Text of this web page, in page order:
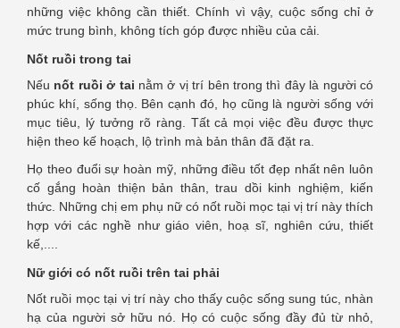
những việc không cần thiết. Chính vì vậy, cuộc sống chỉ ở
mức trung bình, không tích góp được nhiều của cải.
Nốt ruồi trong tai
Nếu nốt ruồi ở tai nằm ở vị trí bên trong thì đây là người có
phúc khí, sống thọ. Bên cạnh đó, họ cũng là người sống với
mục tiêu, lý tưởng rõ ràng. Tất cả mọi việc đều được thực
hiện theo kế hoạch, lộ trình mà bản thân đã đặt ra.
Họ theo đuổi sự hoàn mỹ, những điều tốt đẹp nhất nên luôn
cố gắng hoàn thiện bản thân, trau dồi kinh nghiệm, kiến
thức. Những chị em phụ nữ có nốt ruồi mọc tại vị trí này thích
hợp với các nghề như giáo viên, hoạ sĩ, nghiên cứu, thiết
kế,....
Nữ giới có nốt ruồi trên tai phải
Nốt ruồi mọc tại vị trí này cho thấy cuộc sống sung túc, nhàn
hạ của người sở hữu nó. Họ có cuộc sống đầy đủ từ nhỏ,